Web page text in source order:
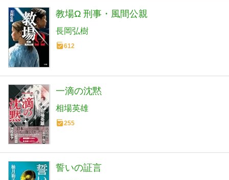
教場Ω 刑事・風間公親
長岡弘樹
612
一滴の沈黙
相場英雄
255
誓いの証言